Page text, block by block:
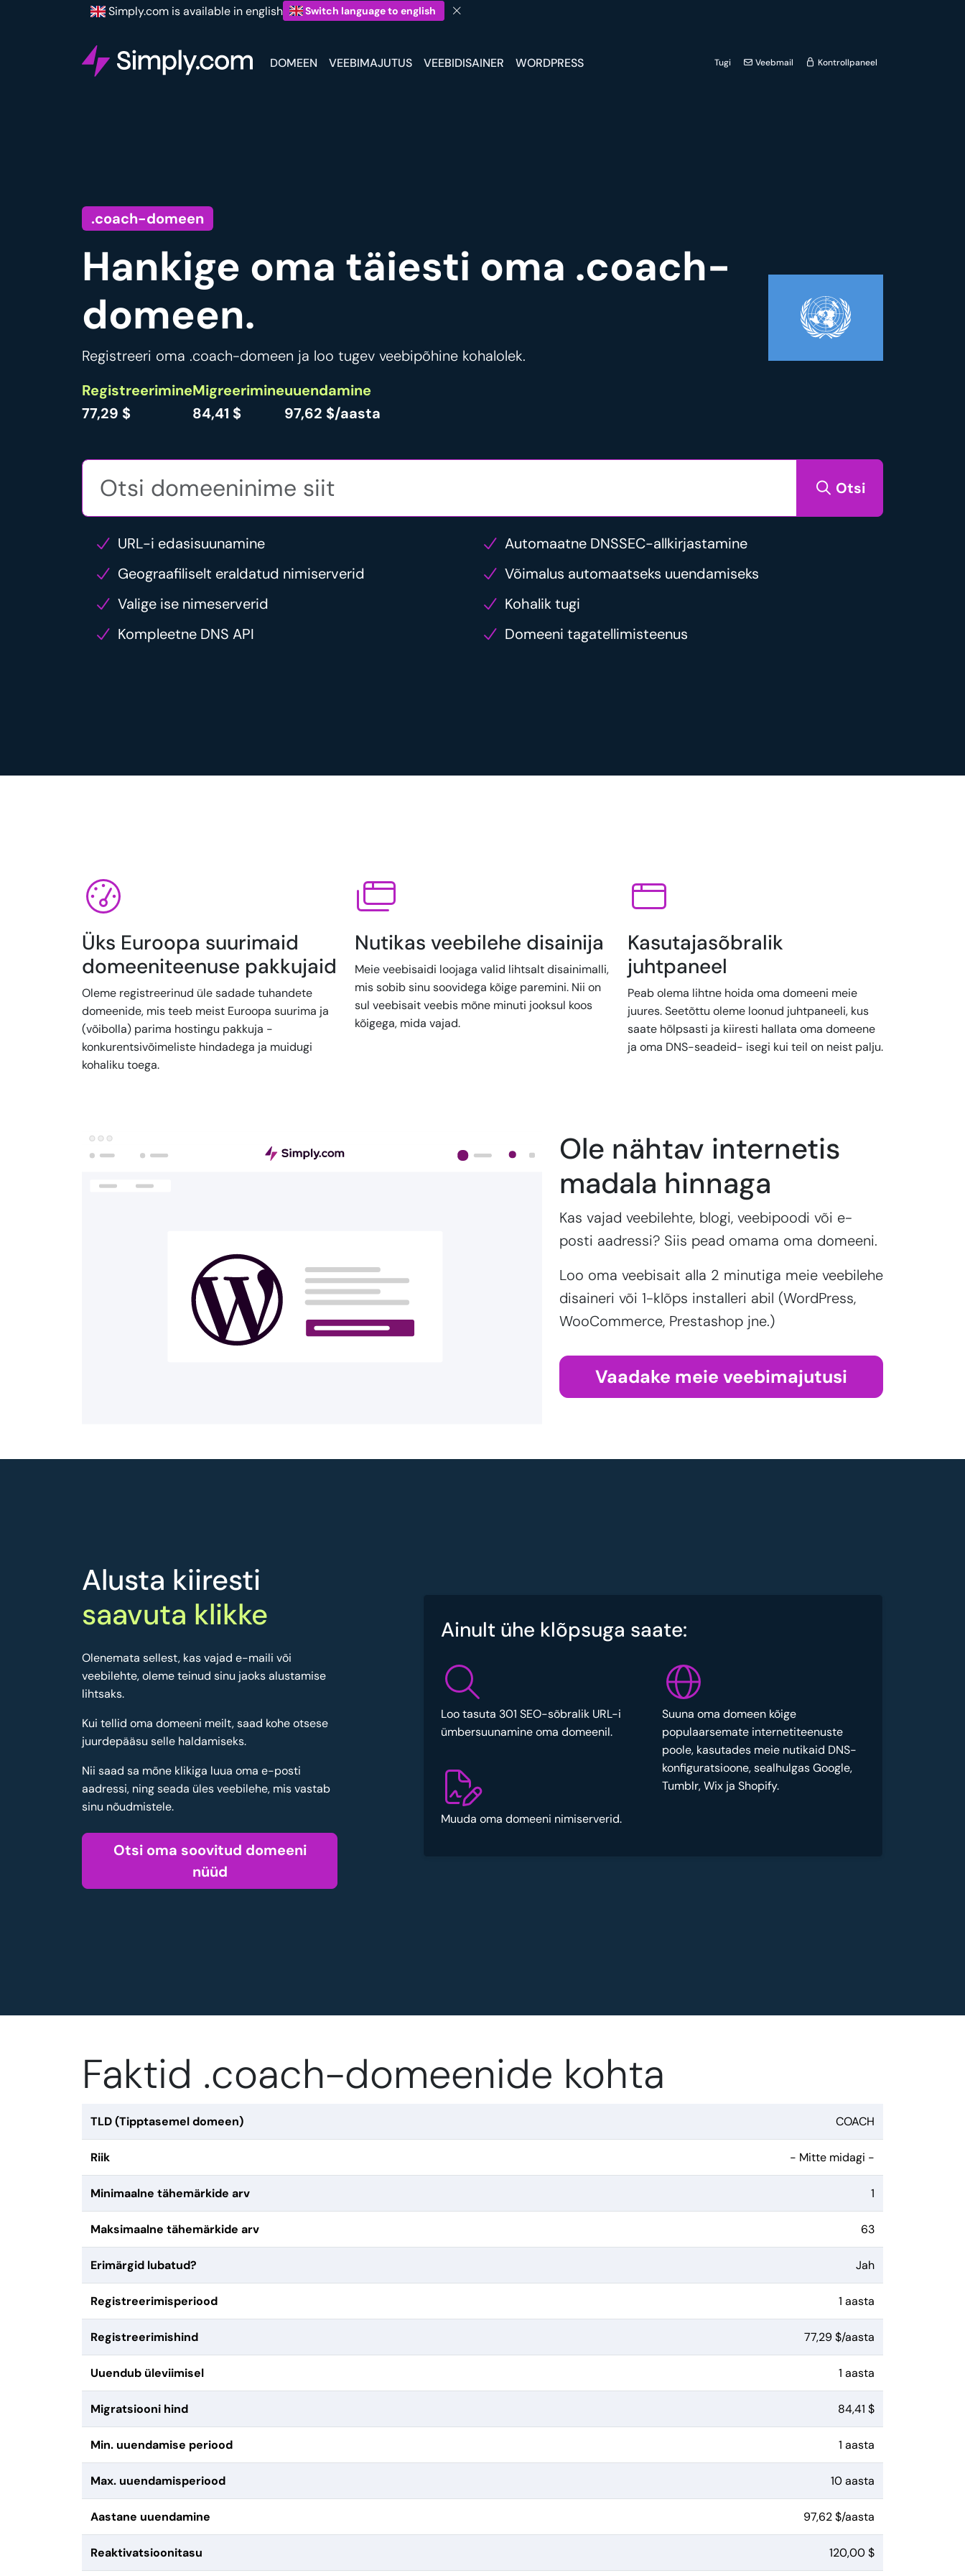
Simply.com is available in english Switch language to english
DOMEEN VEEBIMAJUTUS VEEBIDISAINER WORDPRESS Tugi Veebmail Kontrollpaneel
.coach-domeen
Hankige oma täiesti oma .coach-
domeen.
Registreeri oma .coach-domeen ja loo tugev veebipõhine kohalolek.
Registreerimine
77,29 $
Migreerimine
84,41 $
uuendamine
97,62 $/aasta
Otsi
URL-i edasisuunamine
Automaatne DNSSEC-allkirjastamine
Geograafiliselt eraldatud nimiserverid
Võimalus automaatseks uuendamiseks
Valige ise nimeserverid
Kohalik tugi
Kompleetne DNS API
Domeeni tagatellimisteenus
Üks Euroopa suurimaid
domeeniteenuse pakkujaid
Oleme registreerinud üle sadade tuhandete
domeenide, mis teeb meist Euroopa suurima ja
(võibolla) parima hostingu pakkuja -
konkurentsivõimeliste hindadega ja muidugi
kohaliku toega.
Nutikas veebilehe disainija
Meie veebisaidi loojaga valid lihtsalt disainimalli,
mis sobib sinu soovidega kõige paremini. Nii on
sul veebisait veebis mõne minuti jooksul koos
kõigega, mida vajad.
Kasutajasõbralik
juhtpaneel
Peab olema lihtne hoida oma domeeni meie
juures. Seetõttu oleme loonud juhtpaneeli, kus
saate hõlpsasti ja kiiresti hallata oma domeene
ja oma DNS-seadeid- isegi kui teil on neist palju.
Ole nähtav internetis
madala hinnaga
Kas vajad veebilehte, blogi, veebipoodi või e-
posti aadressi? Siis pead omama oma domeeni.
Loo oma veebisait alla 2 minutiga meie veebilehe
disaineri või 1-klõps installeri abil (WordPress,
WooCommerce, Prestashop jne.)
Vaadake meie veebimajutusi
Alusta kiiresti
saavuta klikke
Olenemata sellest, kas vajad e-maili või
veebilehte, oleme teinud sinu jaoks alustamise
lihtsaks.
Kui tellid oma domeeni meilt, saad kohe otsese
juurdepääsu selle haldamiseks.
Nii saad sa mõne klikiga luua oma e-posti
aadressi, ning seada üles veebilehe, mis vastab
sinu nõudmistele.
Otsi oma soovitud domeeni
nüüd
Ainult ühe klõpsuga saate:
Loo tasuta 301 SEO-sõbralik URL-i
ümbersuunamine oma domeenil.
Muuda oma domeeni nimiserverid.
Suuna oma domeen kõige
populaarsemate internetiteenuste
poole, kasutades meie nutikaid DNS-
konfiguratsioone, sealhulgas Google,
Tumblr, Wix ja Shopify.
Faktid .coach-domeenide kohta
TLD (Tipptasemel domeen) COACH
Riik - Mitte midagi -
Minimaalne tähemärkide arv 1
Maksimaalne tähemärkide arv 63
Erimärgid lubatud? Jah
Registreerimisperiood 1 aasta
Registreerimishind 77,29 $/aasta
Uuendub üleviimisel 1 aasta
Migratsiooni hind 84,41 $
Min. uuendamise periood 1 aasta
Max. uuendamisperiood 10 aasta
Aastane uuendamine 97,62 $/aasta
Reaktivatsioonitasu 120,00 $